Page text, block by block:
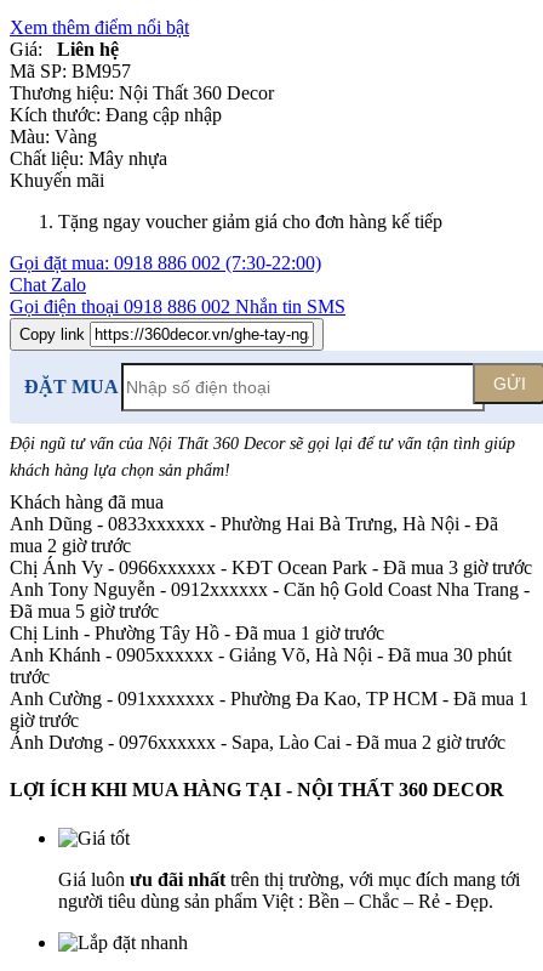
Xem thêm điểm nổi bật
Giá:
Liên hệ
Mã SP: BM957
Thương hiệu: Nội Thất 360 Decor
Kích thước: Đang cập nhập
Màu: Vàng
Chất liệu: Mây nhựa
Khuyến mãi
Tặng ngay voucher giảm giá cho đơn hàng kế tiếp
Gọi đặt mua: 0918 886 002 (7:30-22:00)
Chat Zalo
Gọi điện thoại 0918 886 002 Nhắn tin SMS
Copy link
ĐẶT MUA GỬI
Đội ngũ tư vấn của Nội Thất 360 Decor sẽ gọi lại để tư vấn tận tình giúp
khách hàng lựa chọn sản phẩm!
Khách hàng đã mua
Anh Dũng - 0833xxxxxx - Phường Hai Bà Trưng, Hà Nội - Đã
mua 2 giờ trước
Chị Ánh Vy - 0966xxxxxx - KĐT Ocean Park - Đã mua 3 giờ trước
Anh Tony Nguyễn - 0912xxxxxx - Căn hộ Gold Coast Nha Trang -
Đã mua 5 giờ trước
Chị Linh - Phường Tây Hồ - Đã mua 1 giờ trước
Anh Khánh - 0905xxxxxx - Giảng Võ, Hà Nội - Đã mua 30 phút
trước
Anh Cường - 091xxxxxxx - Phường Đa Kao, TP HCM - Đã mua 1
giờ trước
Ánh Dương - 0976xxxxxx - Sapa, Lào Cai - Đã mua 2 giờ trước
LỢI ÍCH KHI MUA HÀNG TẠI - NỘI THẤT 360 DECOR
Giá luôn ưu đãi nhất trên thị trường, với mục đích mang tới
người tiêu dùng sản phẩm Việt : Bền – Chắc – Rẻ - Đẹp.